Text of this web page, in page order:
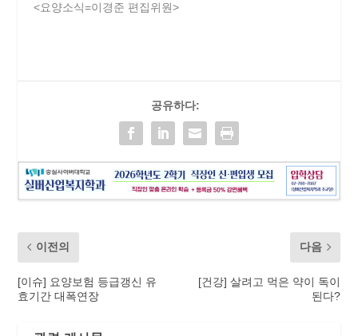
<요양소식=이경준 편집위원>
공유하다:
이전의
[이슈] 요양보험 등급갱신 유
효기간 대폭연장
다음
[건강] 살려고 먹은 약이 독이
된다?